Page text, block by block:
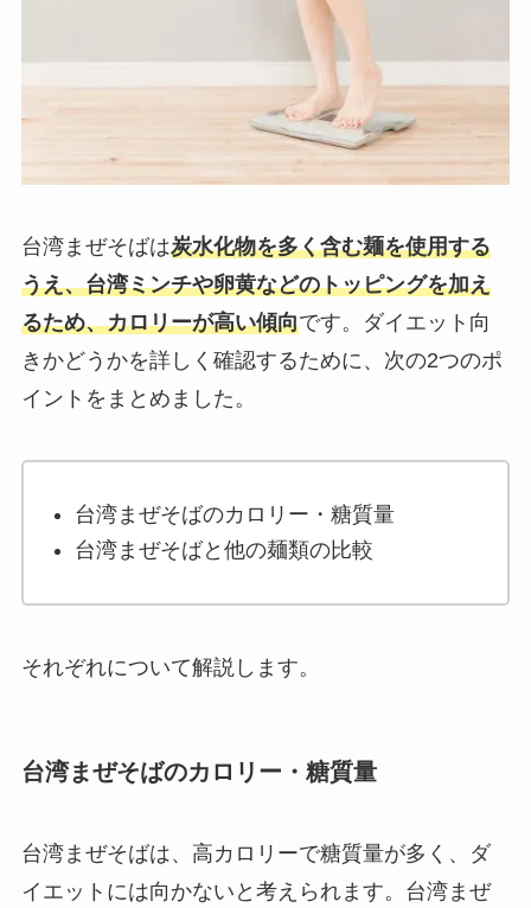
台湾まぜそばは炭水化物を多く含む麺を使用する
うえ、台湾ミンチや卵黄などのトッピングを加え
るため、カロリーが高い傾向です。ダイエット向
きかどうかを詳しく確認するために、次の2つのポ
イントをまとめました。
台湾まぜそばのカロリー・糖質量
台湾まぜそばと他の麺類の比較
それぞれについて解説します。
台湾まぜそばのカロリー・糖質量
台湾まぜそばは、高カロリーで糖質量が多く、ダ
イエットには向かないと考えられます。台湾まぜ